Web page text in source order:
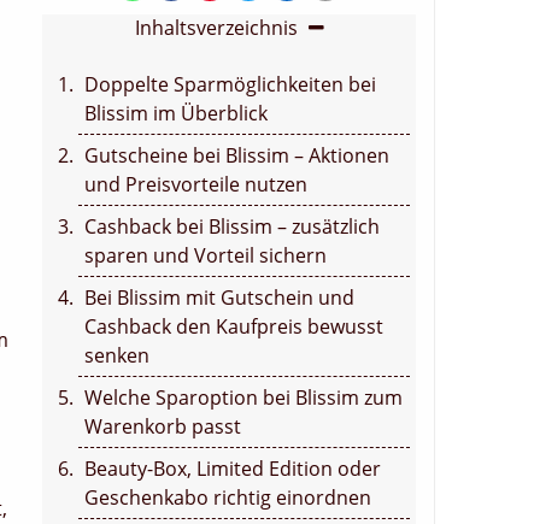
Inhaltsverzeichnis
Doppelte Sparmöglichkeiten bei
Blissim im Überblick
Gutscheine bei Blissim – Aktionen
und Preisvorteile nutzen
Cashback bei Blissim – zusätzlich
sparen und Vorteil sichern
Bei Blissim mit Gutschein und
Cashback den Kaufpreis bewusst
senken
Welche Sparoption bei Blissim zum
Warenkorb passt
Beauty-Box, Limited Edition oder
Geschenkabo richtig einordnen